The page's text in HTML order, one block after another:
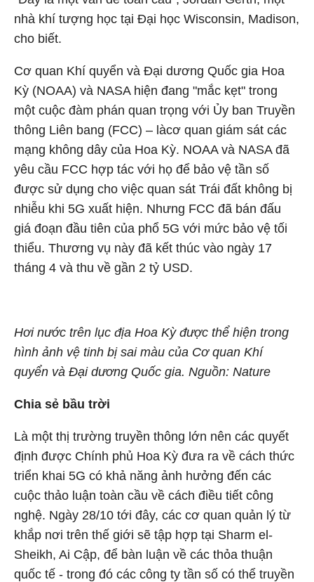
nhà khí tượng học tại Đại học Wisconsin, Madison,
cho biết.
Cơ quan Khí quyển và Đại dương Quốc gia Hoa
Kỳ (NOAA) và NASA hiện đang "mắc kẹt" trong
một cuộc đàm phán quan trọng với Ủy ban Truyền
thông Liên bang (FCC) – làcơ quan giám sát các
mạng không dây của Hoa Kỳ. NOAA và NASA đã
yêu cầu FCC hợp tác với họ để bảo vệ tần số
được sử dụng cho việc quan sát Trái đất không bị
nhiễu khi 5G xuất hiện. Nhưng FCC đã bán đấu
giá đoạn đầu tiên của phổ 5G với mức bảo vệ tối
thiểu. Thương vụ này đã kết thúc vào ngày 17
tháng 4 và thu về gần 2 tỷ USD.
Hơi nước trên lục địa Hoa Kỳ được thể hiện trong
hình ảnh vệ tinh bị sai màu của Cơ quan Khí
quyển và Đại dương Quốc gia. Nguồn: Nature
Chia sẻ bầu trời
Là một thị trường truyền thông lớn nên các quyết
định được Chính phủ Hoa Kỳ đưa ra về cách thức
triển khai 5G có khả năng ảnh hưởng đến các
cuộc thảo luận toàn cầu về cách điều tiết công
nghệ. Ngày 28/10 tới đây, các cơ quan quản lý từ
khắp nơi trên thế giới sẽ tập hợp tại Sharm el-
Sheikh, Ai Cập, để bàn luận về các thỏa thuận
quốc tế - trong đó các công ty tần số có thể truyền